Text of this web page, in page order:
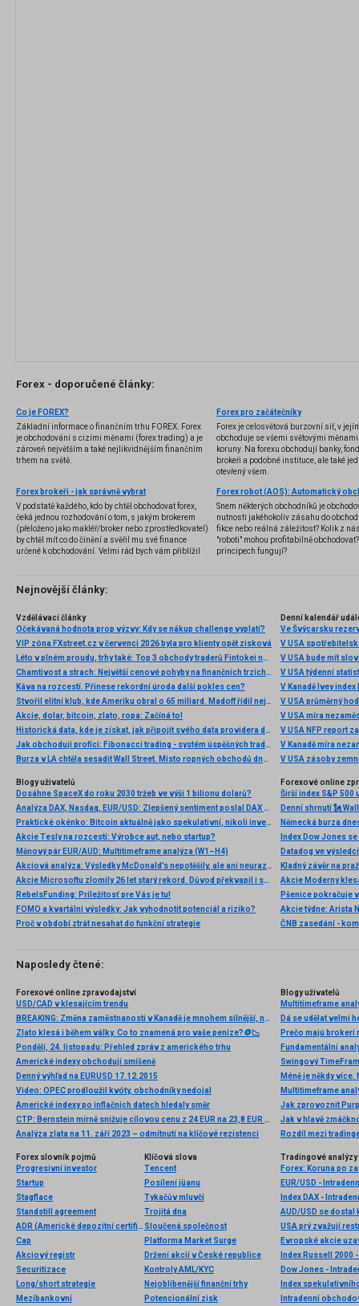
Forex - doporučené články:
Co je FOREX?
Základní informace o finančním trhu FOREX. Forex
je obchodování s cizími měnami (forex trading) a je
zároveň největším a také nejlikvidnějším finančním
trhem na světě.
Forex pro začátečníky
Forex je celosvětová burzovní síť, v
obchoduje se všemi světovými
koruny. Na forexu obchodují banky,
brokeři a podobné instituce, ale také
otevřený všem.
Forex brokeři - jak správně vybrat
V podstatě každého, kdo by chtěl obchodovat forex,
čeká jednou rozhodování o tom, s jakým brokerem
(přeloženo jako makléř/broker nebo zprostředkovatel)
by chtěl mít co do činění a svěřil mu své finance
určené k obchodování. Velmi rád bych vám přiblížil
několik příkladů nejznámějších z nich.
Snem některých obchodníků je
nutnosti jakéhokoliv zásahu do
fikce nebo reálná záležitost? Kolik z
"roboti" mohou profitabilně
principech fungují?
Nejnovější články:
Vzdělávací články
Očekávaná hodnota prop výzvy: Kdy se nákup challenge vyplatí?
VIP zóna FXstreet.cz v červenci 2026 byla pro klienty opět zisková
Léto v plném proudu, trhy také: Top 3 obchody traderů Fintokei na indexech a zlatě
Chamtivost a strach: Největší cenové pohyby na finančních trzích (červenec 2026)
Káva na rozcestí. Přinese rekordní úroda další pokles cen?
Stvořil elitní klub, kde Ameriku obral o 65 miliard. Madoff řídil největší Ponzi dějin
Akcie, dolar, bitcoin, zlato, ropa: Začíná to!
Historická data, kde je získat, jak připojit svého data providera do MultiCharts a proč je budeme potřebovat? (4. díl)
Jak obchodují profíci: Fibonacci trading - systém úspěšných traderů
Burza v LA chtěla sesadit Wall Street. Místo ropných obchodů dnes místem duní basy
Denní kalendář
Ve Švýcarsku
V USA
V USA bude mít
V USA týdenní
V Kanadě Ivey index
V USA průměrný
V USA míra
V USA NFP report
V Kanadě míra
V USA zásoby
Blogy uživatelů
Dosáhne SpaceX do roku 2030 tržeb ve výši 1 bilionu dolarů?
Analýza DAX, Nasdaq, EUR/USD: Zlepšený sentiment poslal DAX na nová maxima
Praktické okénko: Bitcoin aktuálně jako spekulativní, nikoli investiční aktivum
Akcie Tesly na rozcestí: Výrobce aut, nebo startup?
Měnový pár EUR/AUD: Multitimeframe analýza (W1–H4)
Akciová analýza: Výsledky McDonald’s nepotěšily, ale ani neurazily. Jakou vizi společnost prezentovala?
Akcie Microsoftu zlomily 26 let starý rekord. Důvod překvapil i samotné investory
RebelsFunding: Príležitosť pre Vás je tu!
FOMO a kvartální výsledky: Jak vyhodnotit potenciál a riziko?
Proč v období ztrát nesahat do funkční strategie
Forexové online
Širší index S&P
Index Dow Jones
Kladný závěr na
ČNB zasedání -
Naposledy čtené:
Forexové online zpravodajství
USD/CAD v klesajícím trendu
BREAKING: Změna zaměstnanosti v Kanadě je mnohem silnější, než se očekávalo. USDCAD ztrácí 📉
Zlato klesá i během války. Co to znamená pro vaše peníze?🪙📉
Pondělí, 24. listopadu: Přehled zpráv z amerického trhu
Americké indexy obchodují smíšeně
Denný výhľad na EURUSD 17.12.2015
Video: OPEC prodloužil kvóty, obchodníky nedojal
Americké indexy po inflačních datech hledaly směr
CTP: Bernstein mírně snižuje cílovou cenu z 24 EUR na 23,8 EUR se stálým doporučením „outperform“
Analýza zlata na 11. září 2023 – odmítnutí na klíčové rezistenci
Blogy uživatelů
Multitimeframe
Dá se udělat velmi
Prečo majú brokeri
Méně je někdy
Multitimeframe
Jak zprovoznit
Rozdíl mezi
Forex slovník pojmů
Progresivní investor
Startup
Stagflace
Standstill agreement
ADR (Americké depozitní certifikáty)
Cap
Akciový registr
Securitizace
Long/short strategie
Mezibankovní
Klíčová slova
Tencent
Posílení jüanu
Tykačův mluvčí
Trojitá dna
Sloučená společnost
Platforma Market Surge
Držení akcií v České republice
Kontroly AML/KYC
Nejoblíbenější finanční trhy
Potencionální zisk
Tradingové analýzy
EUR/USD -
Index DAX -
AUD/USD se dostal
USA prý zvažují
Index Russell 2000
Dow Jones -
Index